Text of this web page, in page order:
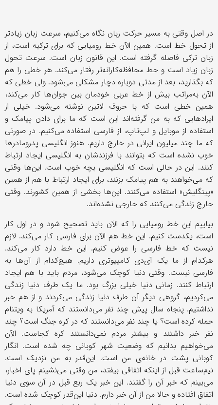
در اصل وقتی به مسیر حرکت زبان نگاه می‌کنیم، سرعت زبان زیادتر
از تحول خط است. همین الآن خط رومیایی که برای ترکیه است، از
زبان ترکی فاصله گرفته است. این قانون زبان است. سرعت تحول
زبان زیاد است و خط محافظه‌کارانه‌تر رفتار می‌کند. هر خطی را هم
که بگذارید، بعد از مدتی دوباره دچار مشکلی می‌شود. ولی خطی که
الآن به‌مراتب بیش از خط عربی خودمان بین جوان‌ها کار می‌کند،
همین خطی است که با حروف لاتین نوشته می‌شود. خیلی از
ایرادهایی که به من گرفته‌اند این است که ما برای دادن پیامک و
استفاده از موبایل و لپ‌تاپ، از فارسی استفاده می‌کنیم. در صورتی
که ما چند میلیون ایرانی در خارج داریم. هنوز انگلیسی پدرومادرها
خوب نشده است که بتوانند با فرزندشان به انگلیسی ایجاد ارتباط
کنند. این در حالی است که انگلیسی بچه خوب است. این‌ها وقتی
که می‌خواهند به هم پیامک بزنند، برای ایجاد ارتباط با هم از همین
«پینگلیش» استفاده می‌کنند. این‌ها بخشی از همین کشورند. وقتی
خارج زندگی می‌کنند که خارجی نشده‌اند.
بیاییم این خط رومیایی را که الآن باید تصحیح شود و در اول کار
است، یکدست کنیم. این خط هم الآن برای فارسی کار می‌کند. لازم
نیست که خط فارسی را عوض کنیم. این خط دارد کار می‌کند.
هرکدام از ما یک آی‌دی کامپیوتری داریم. هیچ‌کدام از آن‌ها به
فارسی نیست. وقتی دنیا کوچک می‌شود، مردم باید با هم ایجاد
ارتباط کنند. زمانی دنیا خیلی بزرگ بود. ما یک طرف دنیا زندگی
می‌کردیم، گروهی دیگر آن طرف دنیا زندگی می‌کردند و از هم خبر
نداشتیم. پنجاه سال پیش چند نفر می‌دانستند که آمریکا به ویتنام
حمله کرده است؟ یا چند نفر می‌دانستند که در کره جنگ است؟ چند
نفر خبر داشتند و بیشتر مردم نمی‌دانستند کره کجاست. الآن
می‌خواهیم بدانیم که وضعیت شهر کوبانی چه شده است. انگار
کوبانی پشت در خانه‌ی من است. این‌قدر به من نزدیک است.
نیم‌ساعت قبل از اینکه اتفاقی بیفتد، من وقتی می‌نشینم پای اخبار،
می‌بینم که خبر آن را گفتند. این خبر یک ربع قبل در آن سوی دنیا
اتفاق افتاده و حالا من از آن خبر دارم. دنیا این‌قدر کوچک شده است.